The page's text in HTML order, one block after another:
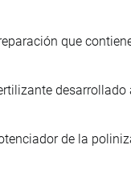
que
de la